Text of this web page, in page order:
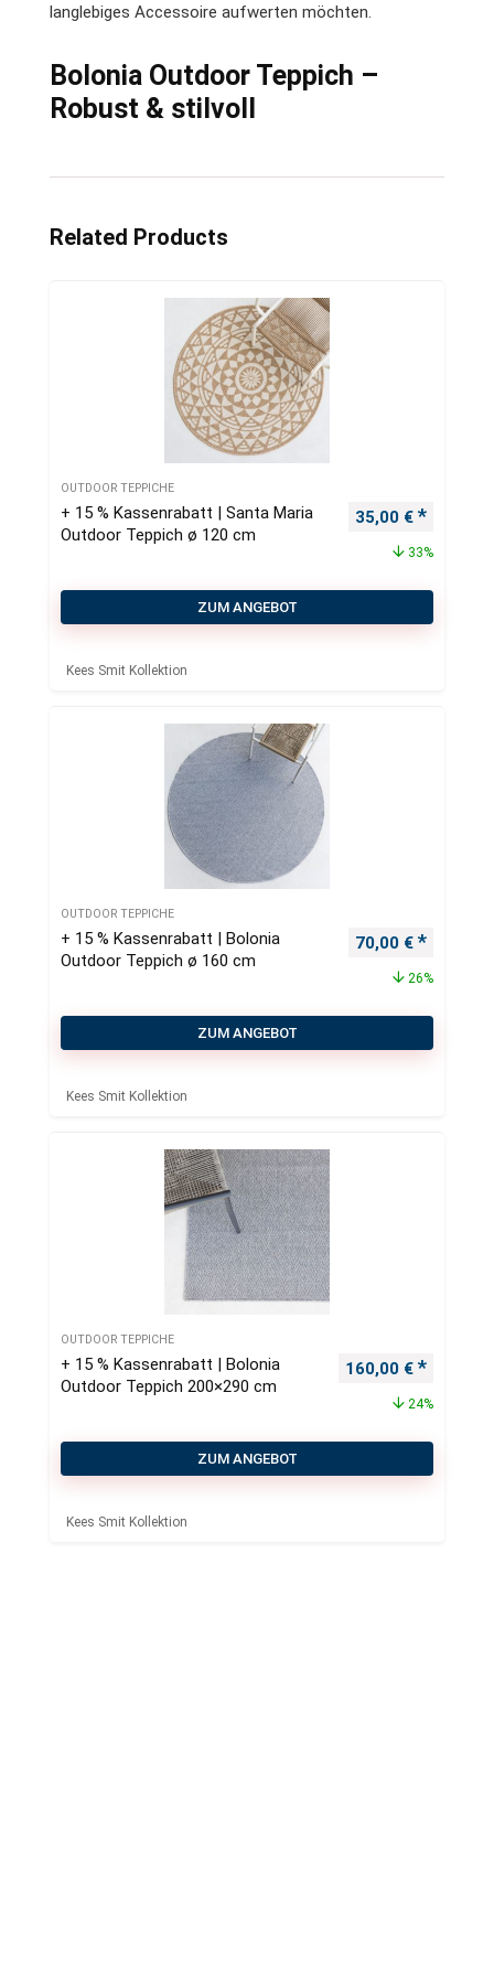
langlebiges Accessoire aufwerten möchten.
Bolonia Outdoor Teppich –
Robust & stilvoll
Related Products
OUTDOOR TEPPICHE
+ 15 % Kassenrabatt | Santa Maria
Outdoor Teppich ø 120 cm
Ursprünglicher
35,00 €
33%
ZUM ANGEBOT
Kees Smit Kollektion
OUTDOOR TEPPICHE
+ 15 % Kassenrabatt | Bolonia
Outdoor Teppich ø 160 cm
Ursprünglicher
70,00 €
26%
ZUM ANGEBOT
Kees Smit Kollektion
OUTDOOR TEPPICHE
+ 15 % Kassenrabatt | Bolonia
Outdoor Teppich 200×290 cm
Ursprünglicher
160,00 €
24%
ZUM ANGEBOT
Kees Smit Kollektion